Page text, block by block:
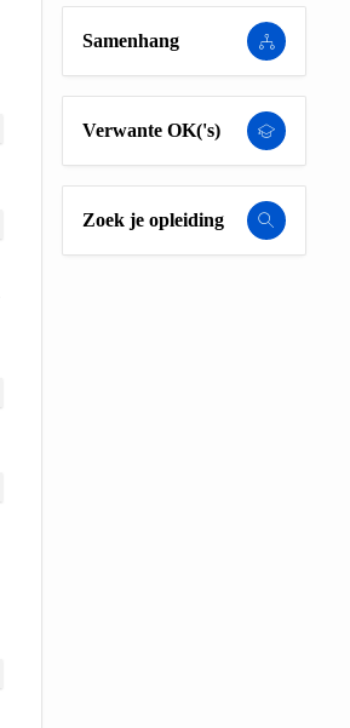
Samenhang
Verwante OK('s)
Zoek je opleiding